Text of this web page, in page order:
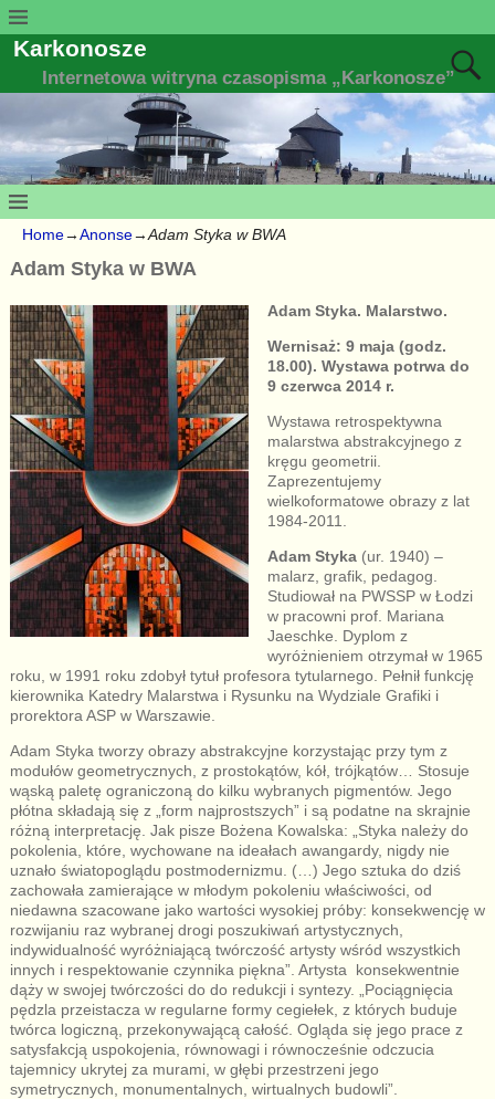
Karkonosze
Internetowa witryna czasopisma „Karkonosze”
Home→Anonse→Adam Styka w BWA
Adam Styka w BWA
Adam Styka. Malarstwo.
Wernisaż: 9 maja (godz.
18.00). Wystawa potrwa do
9 czerwca 2014 r.
Wystawa retrospektywna
malarstwa abstrakcyjnego z
kręgu geometrii.
Zaprezentujemy
wielkoformatowe obrazy z lat
1984-2011.
Adam Styka (ur. 1940) –
malarz, grafik, pedagog.
Studiował na PWSSP w Łodzi
w pracowni prof. Mariana
Jaeschke. Dyplom z
wyróżnieniem otrzymał w 1965
roku, w 1991 roku zdobył tytuł profesora tytularnego. Pełnił funkcję
kierownika Katedry Malarstwa i Rysunku na Wydziale Grafiki i
prorektora ASP w Warszawie.
Adam Styka tworzy obrazy abstrakcyjne korzystając przy tym z
modułów geometrycznych, z prostokątów, kół, trójkątów… Stosuje
wąską paletę ograniczoną do kilku wybranych pigmentów. Jego
płótna składają się z „form najprostszych” i są podatne na skrajnie
różną interpretację. Jak pisze Bożena Kowalska: „Styka należy do
pokolenia, które, wychowane na ideałach awangardy, nigdy nie
uznało światopoglądu postmodernizmu. (…) Jego sztuka do dziś
zachowała zamierające w młodym pokoleniu właściwości, od
niedawna szacowane jako wartości wysokiej próby: konsekwencję w
rozwijaniu raz wybranej drogi poszukiwań artystycznych,
indywidualność wyróżniającą twórczość artysty wśród wszystkich
innych i respektowanie czynnika piękna”. Artysta konsekwentnie
dąży w swojej twórczości do do redukcji i syntezy. „Pociągnięcia
pędzla przeistacza w regularne formy cegiełek, z których buduje
twórca logiczną, przekonywającą całość. Ogląda się jego prace z
satysfakcją uspokojenia, równowagi i równocześnie odczucia
tajemnicy ukrytej za murami, w głębi przestrzeni jego
symetrycznych, monumentalnych, wirtualnych budowli”.